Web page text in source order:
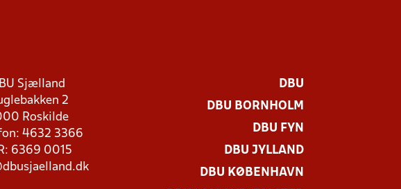
Sjælland
2
Roskilde
4632 3366
6369 0015
DBU
DBU BORNHOLM
DBU FYN
DBU JYLLAND
DBU KØBENHAVN